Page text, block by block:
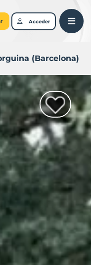
Acceder
(Barcelona)